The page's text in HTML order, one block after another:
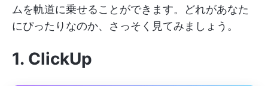
ムを軌道に乗せることができます。どれがあなた
にぴったりなのか、さっそく見てみましょう。
1. ClickUp